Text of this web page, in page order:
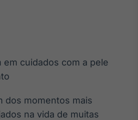
energia elétrica
no Brasil
Broadcast
White Label
dos momentos mais
na vida de muitas